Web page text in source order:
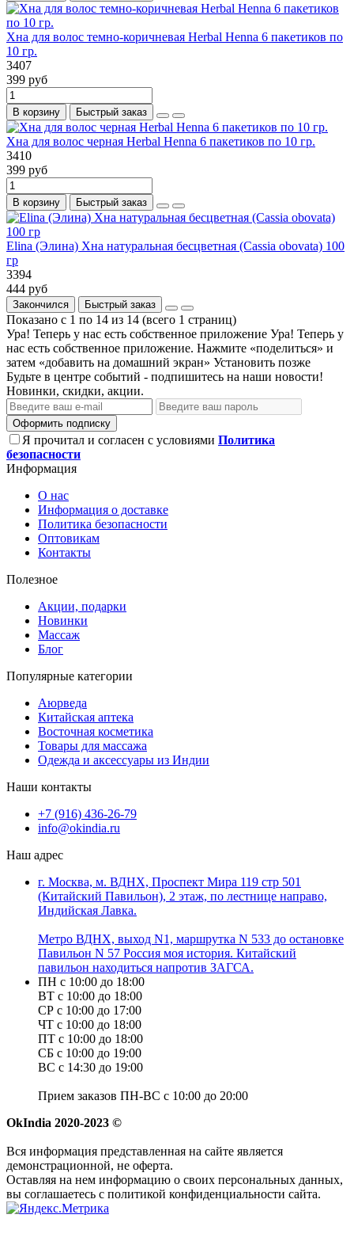
Хна для волос темно-коричневая Herbal Henna 6 пакетиков по
10 гр.
3407
399 руб
В корзину Быстрый заказ
Хна для волос черная Herbal Henna 6 пакетиков по 10 гр.
3410
399 руб
В корзину Быстрый заказ
Elina (Элина) Хна натуральная бесцветная (Cassia obovata) 100
гр
3394
444 руб
Закончился Быстрый заказ
Показано с 1 по 14 из 14 (всего 1 страниц)
Ура! Теперь у нас есть собственное приложение Ура! Теперь у
нас есть собственное приложение. Нажмите «поделиться» и
затем «добавить на домашний экран» Установить позже
Будьте в центре событий - подпишитесь на наши новости!
Новинки, скидки, акции.
Оформить подписку
Я прочитал и согласен с условиями Политика
безопасности
Информация
О нас
Информация о доставке
Политика безопасности
Оптовикам
Контакты
Полезное
Акции, подарки
Новинки
Массаж
Блог
Популярные категории
Аюрведа
Китайская аптека
Восточная косметика
Товары для массажа
Одежда и аксессуары из Индии
Наши контакты
+7 (916) 436-26-79
info@okindia.ru
Наш адрес
г. Москва, м. ВДНХ, Проспект Мира 119 стр 501
(Китайский Павильон), 2 этаж, по лестнице направо,
Индийская Лавка.
Метро ВДНХ, выход N1, маршрутка N 533 до остановке
Павильон N 57 Россия моя история. Китайский
павильон находиться напротив ЗАГСА.
ПН с 10:00 до 18:00
ВТ с 10:00 до 18:00
СР с 10:00 до 17:00
ЧТ с 10:00 до 18:00
ПТ с 10:00 до 18:00
СБ с 10:00 до 19:00
ВС с 14:30 до 19:00
Прием заказов ПН-ВС с 10:00 до 20:00
OkIndia 2020-2023 ©
Вся информация представленная на сайте является
демонстрационной, не оферта.
Оставляя на нем информацию о своих персональных данных,
вы соглашаетесь с политикой конфиденциальности сайта.